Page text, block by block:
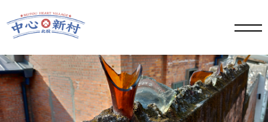
手機
單按
鈕